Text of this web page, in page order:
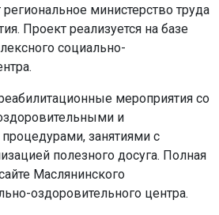
министерство труда
Проект реализуется на базе
социально-
мероприятия со
и
занятиями с
полезного досуга. Полная
Маслянинского
оздоровительного центра.